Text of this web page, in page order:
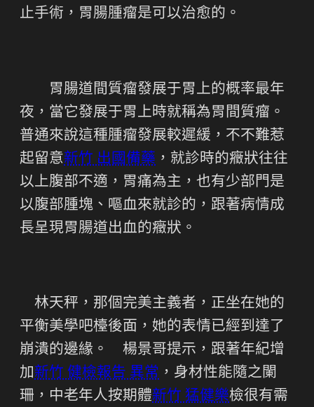
止手術，胃腸腫瘤是可以治愈的。
胃腸道間質瘤發展于胃上的概率最年
夜，當它發展于胃上時就稱為胃間質瘤。
普通來說這種腫瘤發展較遲緩，不不難惹
起留意新竹 出國備藥 ，就診時的癥狀往往
以上腹部不適，胃痛為主，也有少部門是
以腹部腫塊、嘔血來就診的，跟著病情成
長呈現胃腸道出血的癥狀。
林天秤，那個完美主義者，正坐在她的
平衡美學吧檯後面，她的表情已經到達了
崩潰的邊緣。 楊景哥提示，跟著年紀增
加新竹 健檢報告 異常 ，身材性能隨之闌
珊，中老年人按期體新竹 猛健樂檢很有需